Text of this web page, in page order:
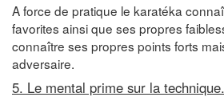
A force de pratique le karatéka
favorites ainsi que ses propres
connaître ses propres points forts
adversaire.
5. Le mental prime sur la technique.